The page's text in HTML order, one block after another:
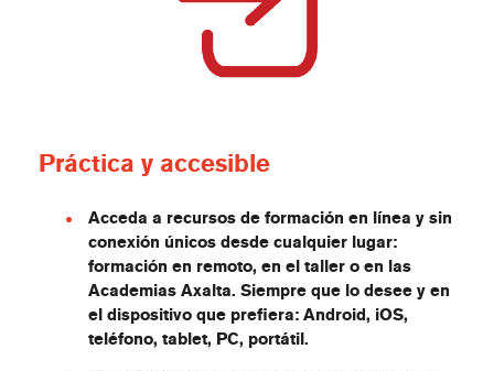
Práctica y accesible
Acceda a recursos de formación en línea y sin
conexión únicos desde cualquier lugar:
formación en remoto, en el taller o en las
Academias Axalta. Siempre que lo desee y en
el dispositivo que prefiera: Android, iOS,
teléfono, tablet, PC, portátil.